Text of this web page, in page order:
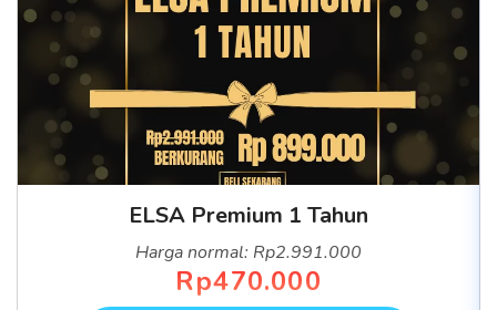
ELSA Premium 1 Tahun
Harga normal: Rp2.991.000
Rp470.000